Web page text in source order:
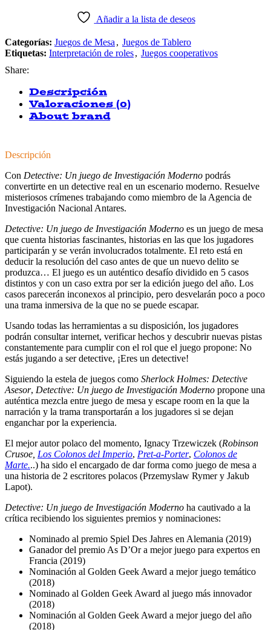
Añadir a la lista de deseos
Categorías: Juegos de Mesa , Juegos de Tablero
Etiquetas: Interpretación de roles, Juegos cooperativos
Share:
Descripción
Valoraciones (0)
About brand
Descripción
Con Detective: Un juego de Investigación Moderno podrás
convertirte en un detective real en un escenario moderno. Resuelve
misteriosos crímenes trabajando como miembro de la Agencia de
Investigación Nacional Antares.
Detective: Un juego de Investigación Moderno es un juego de mesa
que cuenta historias fascinantes, historias en las que los jugadores
participarán y se verán involucrados totalmente. El reto está en
deducir la resolución del caso antes de que un nuevo delito se
produzca… El juego es un auténtico desafío dividido en 5 casos
distintos y con un caso extra por ser la edición juego del año. Los
casos parecerán inconexos al principio, pero desvelarán poco a poco
una trama inmersiva de la que no se puede escapar.
Usando todas las herramientas a su disposición, los jugadores
podrán consultar internet, verificar hechos y descubrir nuevas pistas
constantemente para cumplir con el rol que el juego propone: No
estás jugando a ser detective, ¡Eres un detective!
Siguiendo la estela de juegos como Sherlock Holmes: Detective
Asesor, Detective: Un juego de Investigación Moderno propone una
auténtica mezcla entre juego de mesa y escape room en la que la
narración y la trama transportarán a los jugadores si se dejan
enganchar por la experiencia.
El mejor autor polaco del momento, Ignacy Trzewiczek (Robinson
Crusoe, Los Colonos del Imperio, Pret-a-Porter, Colonos de
Marte...) ha sido el encargado de dar forma como juego de mesa a
una historia de 2 escritores polacos (Przemyslaw Rymer y Jakub
Lapot).
Detective: Un juego de Investigación Moderno ha cautivado a la
crítica recibiendo los siguientes premios y nominaciones:
Nominado al premio Spiel Des Jahres en Alemania (2019)
Ganador del premio As D’Or a mejor juego para expertos en
Francia (2019)
Nominación al Golden Geek Award a mejor juego temático
(2018)
Nominado al Golden Geek Award al juego más innovador
(2018)
Nominación al Golden Geek Award a mejor juego del año
(2018)